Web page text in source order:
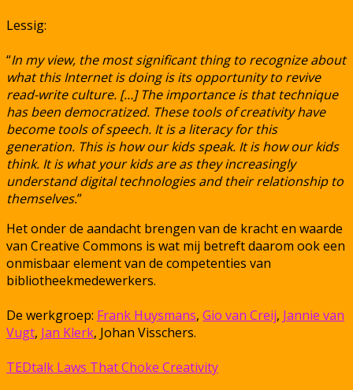
Lessig:
“In my view, the most significant thing to recognize about
what this Internet is doing is its opportunity to revive
read-write culture. […] The importance is that technique
has been democratized. These tools of creativity have
become tools of speech. It is a literacy for this
generation. This is how our kids speak. It is how our kids
think. It is what your kids are as they increasingly
understand digital technologies and their relationship to
themselves.”
Het onder de aandacht brengen van de kracht en waarde
van Creative Commons is wat mij betreft daarom ook een
onmisbaar element van de competenties van
bibliotheekmedewerkers.
De werkgroep: Frank Huysmans, Gio van Creij, Jannie van
Vugt, Jan Klerk, Johan Visschers.
TEDtalk Laws That Choke Creativity